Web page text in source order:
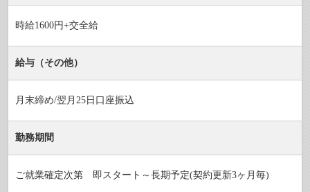
時給1600円+交全給
給与（その他）
月末締め/翌月25日口座振込
勤務期間
ご就業確定次第 即スタート～長期予定(契約更新3ヶ月毎)